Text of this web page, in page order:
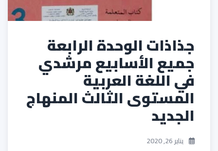
جذاذات الوحدة الرابعة
جميع الأسابيع مرشدي
في اللغة العربية
المستوى الثالث المنهاج
الجديد
يناير 26, 2020